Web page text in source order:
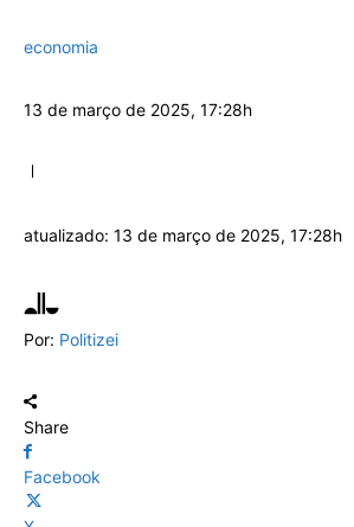
economia
13 de março de 2025, 17:28h
atualizado: 13 de março de 2025, 17:28h
Por: Politizei
Share
Facebook